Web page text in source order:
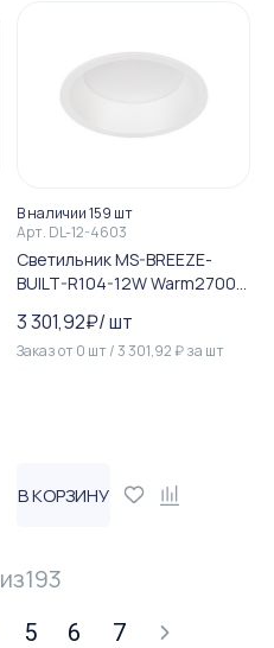
В наличии 159 шт
Арт. DL-12-4603
Светильник MS-BREEZE-
BUILT-R104-12W Warm2700
3 301,92₽/шт
Заказ от0 шт/3 301,92 ₽за шт
В КОРЗИНУ
из193
5 6 7